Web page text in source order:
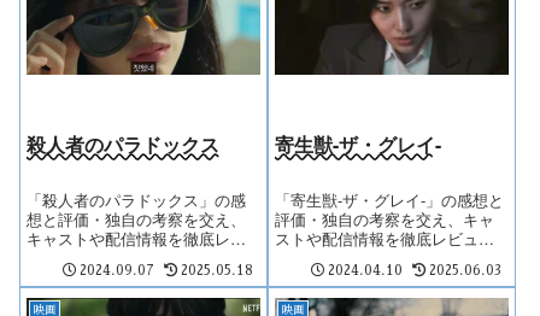
殺人者のパラドックス
「殺人者のパラドックス」の感
想と評価・独自の考察を交え、
キャストや配信情報を徹底レビ
2024.09.07 2025.05.18
寄生獣-ザ・グレイ-
「寄生獣-ザ・グレイ-」の感想と
評価・独自の考察を交え、キャ
ストや配信情報を徹底レビュ
2024.04.10 2025.06.03
映画 映画